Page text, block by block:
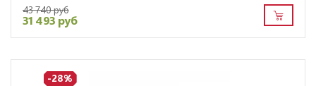
43 740 руб
31 493 руб
-28%